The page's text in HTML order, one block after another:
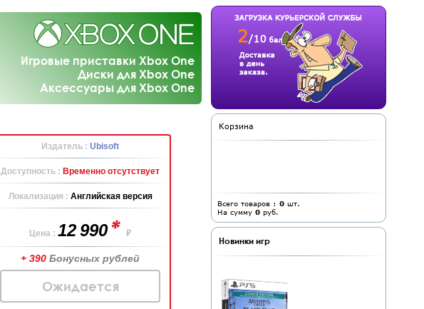
Игровые приставки Xbox One
Диски для Xbox One
Аксессуары для Xbox One
Издатель : Ubisoft
Доступность : Временно отсутствует
Локализация : Английская версия
Цена : 12 990* ₽
+ 390 Бонусных рублей
Ожидается
Корзина
Всего товаров : 0 шт.
На сумму 0 руб.
Новинки игр